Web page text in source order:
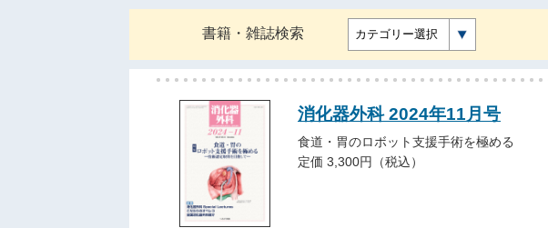
書籍・雑誌検索 カテゴリー選択
消化器外科 2024年11月号
食道・胃のロボット支援手術を極める
定価 3,300円（税込）